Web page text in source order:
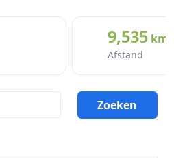
9,535km
Afstand